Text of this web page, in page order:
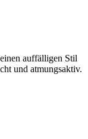
auffälligen Stil
und atmungsaktiv.